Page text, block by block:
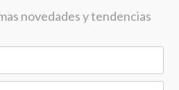
novedades y tendencias